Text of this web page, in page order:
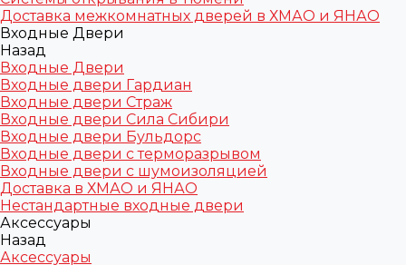
Доставка межкомнатных дверей в ХМАО и ЯНАО
Входные Двери
Назад
Входные Двери
Входные двери Гардиан
Входные двери Страж
Входные двери Сила Сибири
Входные двери Бульдорс
Входные двери с терморазрывом
Входные двери с шумоизоляцией
Доставка в ХМАО и ЯНАО
Нестандартные входные двери
Аксессуары
Назад
Аксессуары